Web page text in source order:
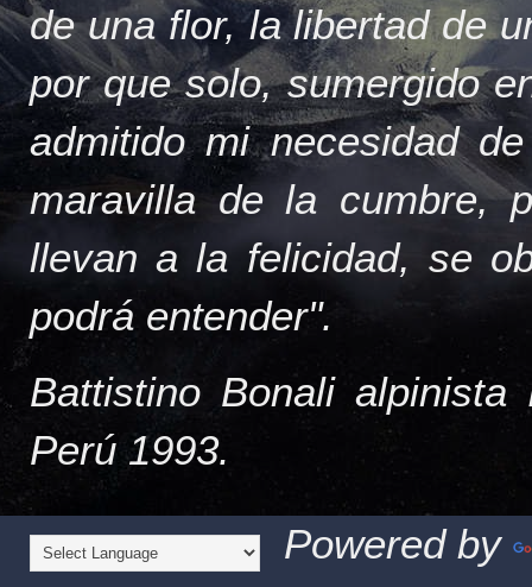
de una flor, la libertad de
por que solo, sumergido
admitido mi necesidad
maravilla de la cumbre,
llevan a la felicidad, se
podrá entender".
Battistino Bonali
Perú 1993.
Powered by